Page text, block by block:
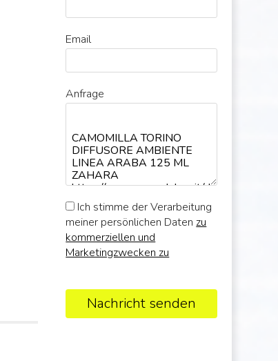
Email
Anfrage
Ich stimme der Verarbeitung
meiner persönlichen Daten zu
kommerziellen und
Marketingzwecken zu
Nachricht senden